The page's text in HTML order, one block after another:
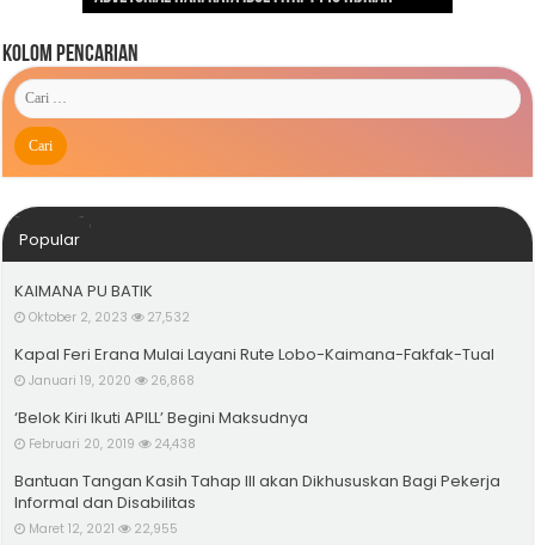
Kolom Pencarian
Popular
KAIMANA PU BATIK
Oktober 2, 2023 27,532
Kapal Feri Erana Mulai Layani Rute Lobo-Kaimana-Fakfak-Tual
Januari 19, 2020 26,868
‘Belok Kiri Ikuti APILL’ Begini Maksudnya
Februari 20, 2019 24,438
Bantuan Tangan Kasih Tahap III akan Dikhususkan Bagi Pekerja
Informal dan Disabilitas
Maret 12, 2021 22,955